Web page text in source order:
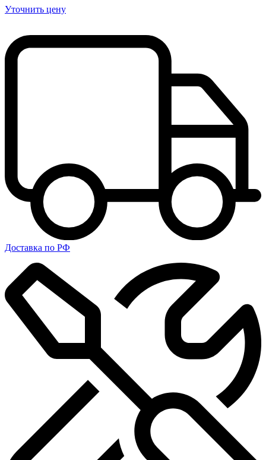
Уточнить цену
Доставка по РФ